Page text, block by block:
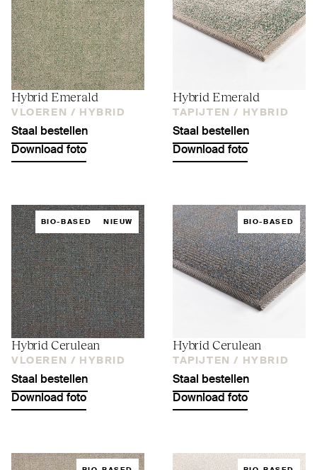
Hybrid Emerald
VLOEREN / HYBRID
Staal bestellen
Download foto
Hybrid Emerald
TAPIJTEN / HYBRID
Staal bestellen
Download foto
BIO-BASED NIEUW
Hybrid Cerulean
VLOEREN / HYBRID
Staal bestellen
Download foto
BIO-BASED
Hybrid Cerulean
TAPIJTEN / HYBRID
Staal bestellen
Download foto